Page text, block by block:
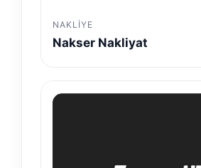
NAKLIYE
Nakser Nakliyat